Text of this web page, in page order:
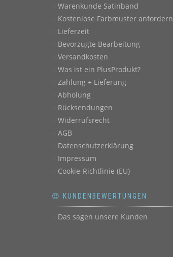
Warenkunde Satinband
Kostenlose Farbmuster anfordern
Lieferzeit
Bevorzugte Bearbeitung
Versandkosten
Was ist ein PlusProdukt?
Zahlung + Lieferung
Abholung
Rücksendungen
Widerrufsrecht
AGB
Datenschutzerklärung
Impressum
Cookie-Richtlinie (EU)
😍 KUNDENBEWERTUNGEN
Das sagen unsere Kunden